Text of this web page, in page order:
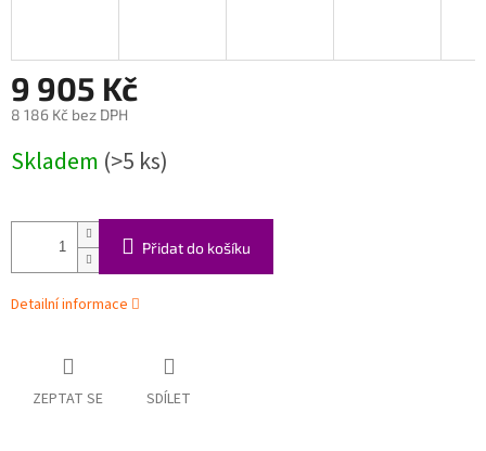
9 905 Kč
8 186 Kč bez DPH
cena:
Skladem (>5 ks)
Přidat do košíku
Detailní informace
ZEPTAT SE SDÍLET